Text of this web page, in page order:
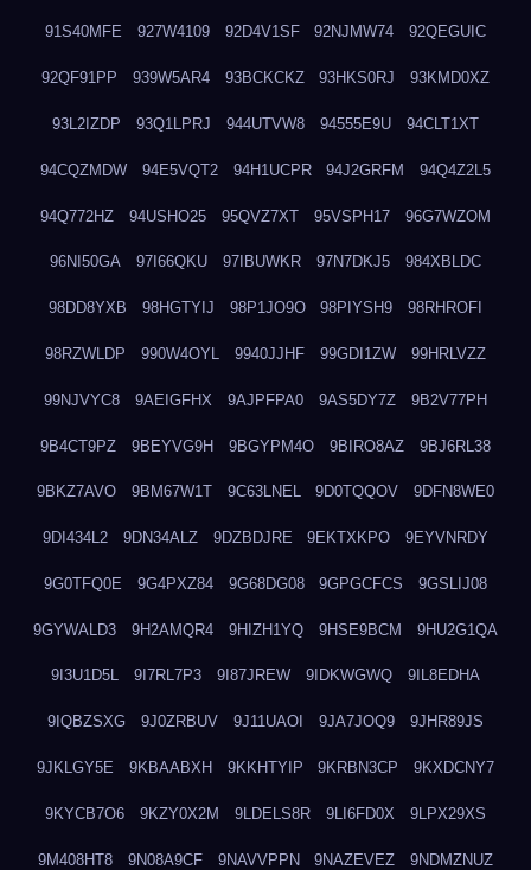
91S40MFE 927W4109 92D4V1SF 92NJMW74 92QEGUIC
92QF91PP 939W5AR4 93BCKCKZ 93HKS0RJ 93KMD0XZ
93L2IZDP 93Q1LPRJ 944UTVW8 94555E9U 94CLT1XT
94CQZMDW 94E5VQT2 94H1UCPR 94J2GRFM 94Q4Z2L5
94Q772HZ 94USHO25 95QVZ7XT 95VSPH17 96G7WZOM
96NI50GA 97I66QKU 97IBUWKR 97N7DKJ5 984XBLDC
98DD8YXB 98HGTYIJ 98P1JO9O 98PIYSH9 98RHROFI
98RZWLDP 990W4OYL 9940JJHF 99GDI1ZW 99HRLVZZ
99NJVYC8 9AEIGFHX 9AJPFPA0 9AS5DY7Z 9B2V77PH
9B4CT9PZ 9BEYVG9H 9BGYPM4O 9BIRO8AZ 9BJ6RL38
9BKZ7AVO 9BM67W1T 9C63LNEL 9D0TQQOV 9DFN8WE0
9DI434L2 9DN34ALZ 9DZBDJRE 9EKTXKPO 9EYVNRDY
9G0TFQ0E 9G4PXZ84 9G68DG08 9GPGCFCS 9GSLIJ08
9GYWALD3 9H2AMQR4 9HIZH1YQ 9HSE9BCM 9HU2G1QA
9I3U1D5L 9I7RL7P3 9I87JREW 9IDKWGWQ 9IL8EDHA
9IQBZSXG 9J0ZRBUV 9J11UAOI 9JA7JOQ9 9JHR89JS
9JKLGY5E 9KBAABXH 9KKHTYIP 9KRBN3CP 9KXDCNY7
9KYCB7O6 9KZY0X2M 9LDELS8R 9LI6FD0X 9LPX29XS
9M408HT8 9N08A9CF 9NAVVPPN 9NAZEVEZ 9NDMZNUZ